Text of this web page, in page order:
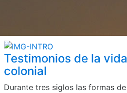
Testimonios de la vida
colonial
Durante tres siglos las formas de